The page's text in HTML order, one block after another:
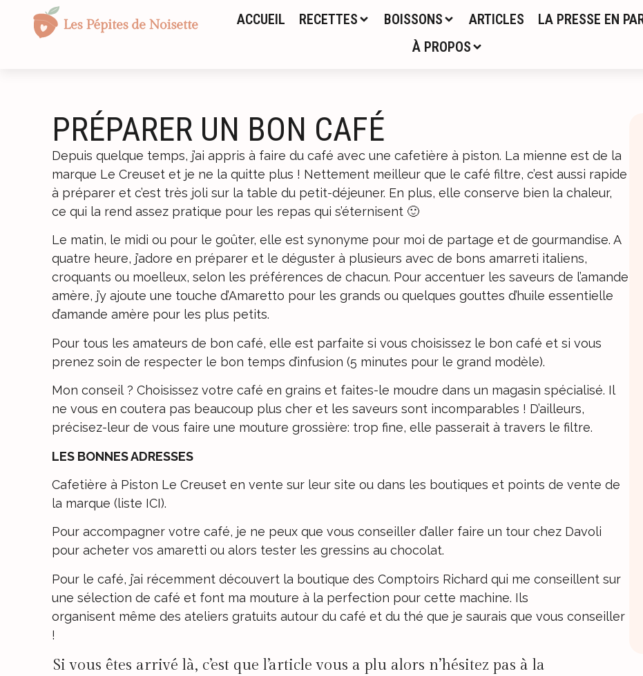
ACCUEIL RECETTES BOISSONS ARTICLES
LA PRESSE EN
À PROPOS
PRÉPARER UN BON CAFÉ
Depuis quelque temps, j’ai appris à faire du café avec une cafetière à piston. La mienne est de la
marque Le Creuset et je ne la quitte plus ! Nettement meilleur que le café filtre, c’est aussi rapide
à préparer et c’est très joli sur la table du petit-déjeuner. En plus, elle conserve bien la chaleur,
ce qui la rend assez pratique pour les repas qui s’éternisent 🙂
Le matin, le midi ou pour le goûter, elle est synonyme pour moi de partage et de gourmandise. A
quatre heure, j’adore en préparer et le déguster à plusieurs avec de bons amarreti italiens,
croquants ou moelleux, selon les préférences de chacun. Pour accentuer les saveurs de l’amande
amère, j’y ajoute une touche d’Amaretto pour les grands ou quelques gouttes d’huile essentielle
d’amande amère pour les plus petits.
Pour tous les amateurs de bon café, elle est parfaite si vous choisissez le bon café et si vous
prenez soin de respecter le bon temps d’infusion (5 minutes pour le grand modèle).
Mon conseil ? Choisissez votre café en grains et faites-le moudre dans un magasin spécialisé. Il
ne vous en coutera pas beaucoup plus cher et les saveurs sont incomparables ! D’ailleurs,
précisez-leur de vous faire une mouture grossière: trop fine, elle passerait à travers le filtre.
LES BONNES ADRESSES
Cafetière à Piston Le Creuset en vente sur leur site ou dans les boutiques et points de vente de
la marque (liste ICI).
Pour accompagner votre café, je ne peux que vous conseiller d’aller faire un tour chez Davoli
pour acheter vos amaretti ou alors tester les gressins au chocolat.
Pour le café, j’ai récemment découvert la boutique des Comptoirs Richardqui me conseillent sur
une sélection de café et font ma mouture à la perfection pour cette machine. Ils
organisent même des ateliers gratuits autour du café et du thé que je saurais que vous conseiller
!
Si vous êtes arrivé là, c’est que l’article vous a plu alors n’hésitez pas à la